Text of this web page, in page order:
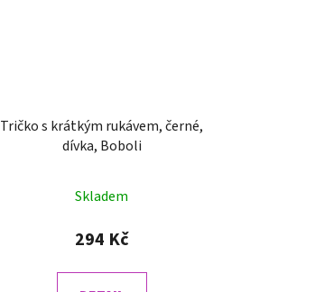
Tričko s krátkým rukávem, černé,
dívka, Boboli
Skladem
294 Kč